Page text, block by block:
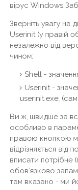
вірус Windows
Зверніть увагу на
Userinit (у правій
незалежно від
чином:
Shell -
Userinit -
userinit.exe,
Ви ж, швидше за
особливо в
правою кнопкою
відрізняється від
вписати потрібне
обов'язково
там вказано - ми